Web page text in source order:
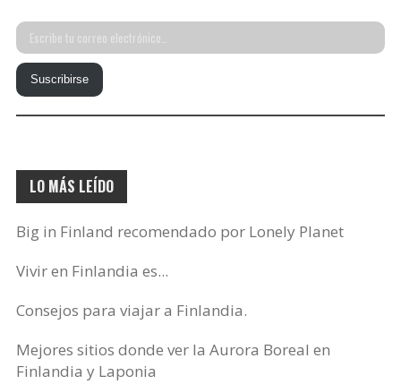
Escribe
tu
correo
electrónico…
Suscribirse
LO MÁS LEÍDO
Big in Finland recomendado por Lonely Planet
Vivir en Finlandia es...
Consejos para viajar a Finlandia.
Mejores sitios donde ver la Aurora Boreal en
Finlandia y Laponia